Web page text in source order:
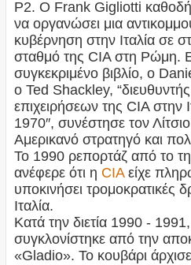
P2. Ο Frank Gigliotti
να οργανώσει μια
κυβέρνηση στην Ιταλία σε
σταθμό της CIA στη Ρώμη.
συγκεκριμένο βιβλίο, ο
ο Ted Shackley,
επιχειρήσεων της CIA στην
1970″, συνέστησε τον
Αμερικανό στρατηγό και
Το 1990 ρεπορτάζ από το
ανέφερε ότι η CIAείχε
υποκινήσει τρομοκρατικές
Ιταλία.
Κατά την διετία 1990 -
συγκλονίστηκε από την
«Gladio». Το κουβάρι άρχισε